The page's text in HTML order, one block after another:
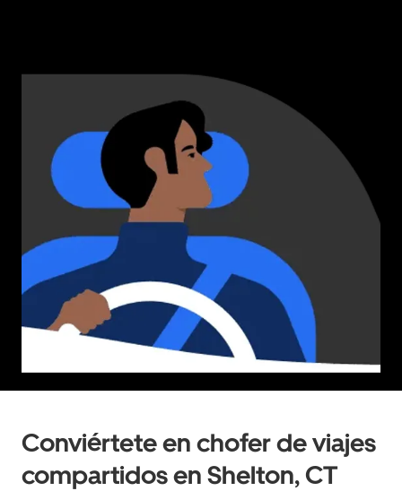
Conviértete en chofer de viajes
compartidos en Shelton, CT